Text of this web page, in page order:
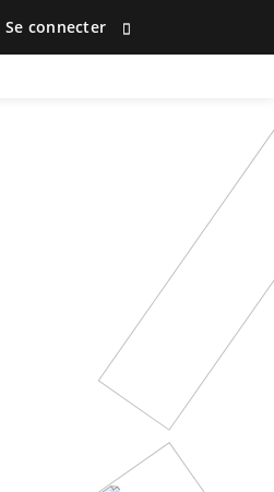
Se connecter